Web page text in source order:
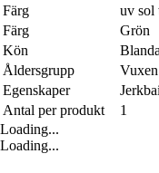
Färg
uv sol
Färg
Grön
Kön
Åldersgrupp
Vuxen
Egenskaper
Antal per produkt
1
Loading...
Loading...